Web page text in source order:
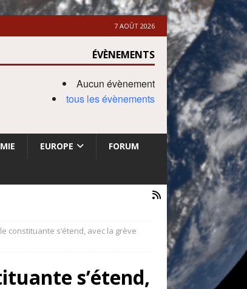
7 AOÛT 2026
ÉVÈNEMENTS
Aucun évènement
tous les évènements
EUROPE FORUM
constituante s’étend, avec la grève
s’étend,